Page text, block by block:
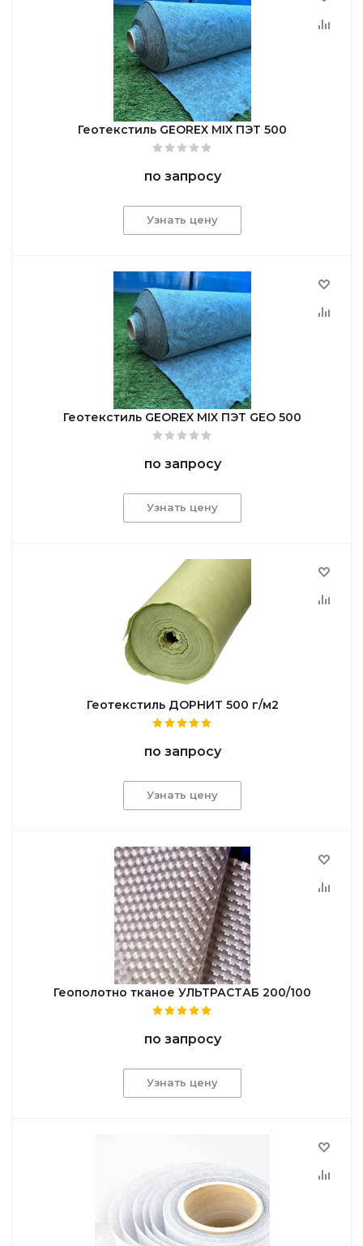
Геотекстиль GEОREX MIX ПЭТ 500
по запросу
Узнать цену
Геотекстиль GEОREX MIX ПЭТ GEO 500
по запросу
Узнать цену
Геотекстиль ДОРНИТ 500 г/м2
по запросу
Узнать цену
Геополотно тканое УЛЬТРАСТАБ 200/100
по запросу
Узнать цену